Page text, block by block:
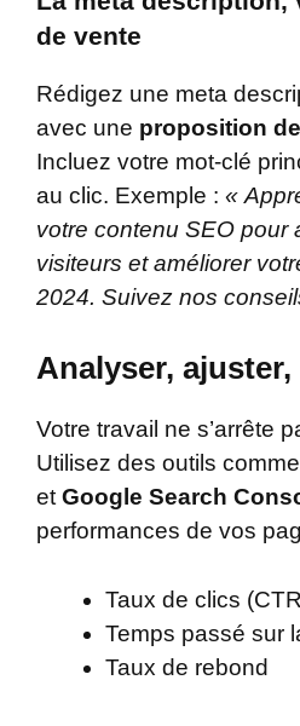
de vente
Rédigez une meta
avec une proposition
Incluez votre mot-clé
au clic. Exemple : «
votre contenu SEO pour
visiteurs et améliorer
2024. Suivez nos
Analyser,
Votre travail ne s’arrête
Utilisez des outils comme
et Google Search
performances de vos
Taux de clics
Temps passé sur
Taux de rebond